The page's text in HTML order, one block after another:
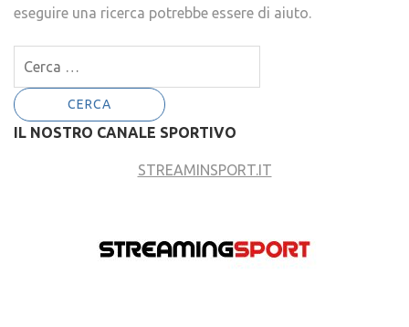
eseguire una ricerca potrebbe essere di aiuto.
per:
IL NOSTRO CANALE SPORTIVO
STREAMINSPORT.IT